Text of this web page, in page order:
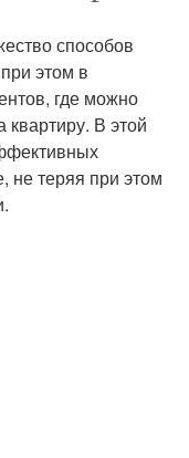
способов
этом в
где можно
квартиру. В этой
не теряя при этом